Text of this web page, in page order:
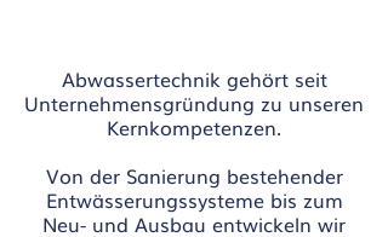
Abwassertechnik gehört seit
Unternehmensgründung zu unseren
Kernkompetenzen.
Von der Sanierung bestehender
Entwässerungssysteme bis zum
Neu- und Ausbau entwickeln wir